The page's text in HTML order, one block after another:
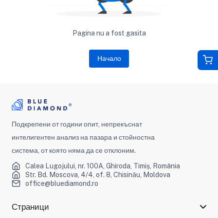
Pagina nu a fost gasita
Начало
Подкрепени от години опит, непрекъснат
интелигентен анализ на пазара и стойностна
система, от която няма да се отклоним.
Calea Lugojului, nr. 100A, Ghiroda, Timiș, România
Str. Bd. Moscova, 4/4, of. 8, Chisinău, Moldova
office@bluediamond.ro
Страници